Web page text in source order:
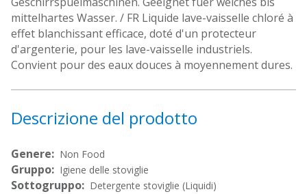
mittelhartes Wasser. / FR Liquide lave-vaisselle chloré à
effet blanchissant efficace, doté d'un protecteur
d'argenterie, pour les lave-vaisselle industriels.
Convient pour des eaux douces à moyennement dures.
Descrizione del prodotto
Genere: Non Food
Gruppo: Igiene delle stoviglie
Sottogruppo: Detergente stoviglie (Liquidi)